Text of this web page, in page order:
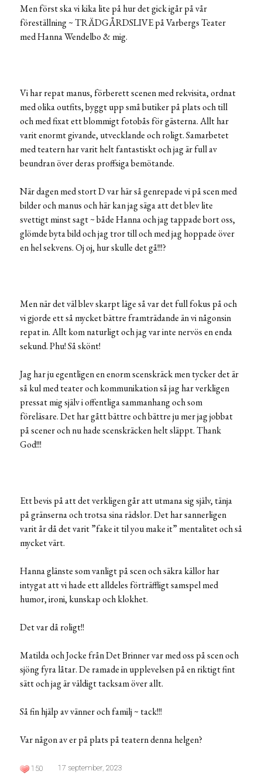
Men först ska vi kika lite på hur det gick igår på vår
föreställning ~ TRÄDGÅRDSLIVE på Varbergs Teater
med Hanna Wendelbo & mig.
Vi har repat manus, förberett scenen med rekvisita, ordnat
med olika outfits, byggt upp små butiker på plats och till
och med fixat ett blommigt fotobås för gästerna. Allt har
varit enormt givande, utvecklande och roligt. Samarbetet
med teatern har varit helt fantastiskt och jag är full av
beundran över deras proffsiga bemötande.
När dagen med stort D var här så genrepade vi på scen med
bilder och manus och här kan jag säga att det blev lite
svettigt minst sagt ~ både Hanna och jag tappade bort oss,
glömde byta bild och jag tror till och med jag hoppade över
en hel sekvens. Oj oj, hur skulle det gå!!!?
Men när det väl blev skarpt läge så var det full fokus på och
vi gjorde ett så mycket bättre framträdande än vi någonsin
repat in. Allt kom naturligt och jag var inte nervös en enda
sekund. Phu! Så skönt!
Jag har ju egentligen en enorm scenskräck men tycker det är
så kul med teater och kommunikation så jag har verkligen
pressat mig själv i offentliga sammanhang och som
föreläsare. Det har gått bättre och bättre ju mer jag jobbat
på scener och nu hade scenskräcken helt släppt. Thank
God!!!
Ett bevis på att det verkligen går att utmana sig själv, tänja
på gränserna och trotsa sina rädslor. Det har sannerligen
varit år då det varit ”fake it til you make it” mentalitet och så
mycket värt.
Hanna glänste som vanligt på scen och säkra källor har
intygat att vi hade ett alldeles förträffligt samspel med
humor, ironi, kunskap och klokhet.
Det var då roligt!!
Matilda och Jocke från Det Brinner var med oss på scen och
sjöng fyra låtar. De ramade in upplevelsen på en riktigt fint
sätt och jag är väldigt tacksam över allt.
Så fin hjälp av vänner och familj ~ tack!!!
Var någon av er på plats på teatern denna helgen?
150 17 september, 2023